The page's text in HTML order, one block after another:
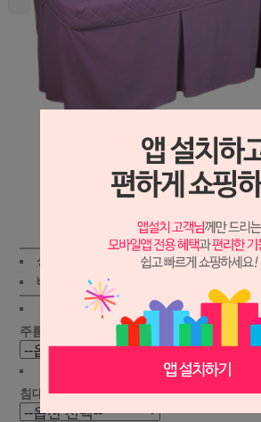
상세보기
상품가 : 69,000원적립금:400원
배송비 :
주름선택 :
침대길이(cm) :